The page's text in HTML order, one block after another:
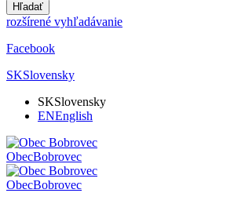
Hľadať
rozšírené vyhľadávanie
Facebook
SKSlovensky
SKSlovensky
ENEnglish
ObecBobrovec
ObecBobrovec